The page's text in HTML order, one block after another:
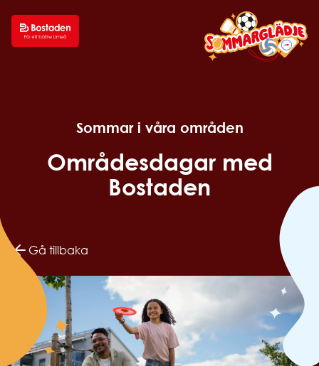
Sommar i våra områden
Områdesdagar med
Bostaden
Gå tillbaka